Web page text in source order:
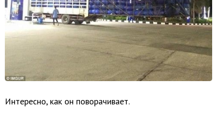
Интересно, как он поворачивает.